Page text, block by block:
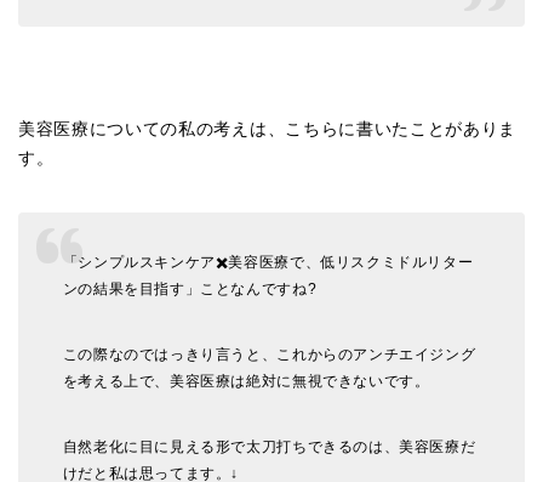
美容医療についての私の考えは、こちらに書いたことがありま
す。
「シンプルスキンケア✖️美容医療で、低リスクミドルリター
ンの結果を目指す」ことなんですね?
この際なのではっきり言うと、これからのアンチエイジング
を考える上で、美容医療は絶対に無視できないです。
自然老化に目に見える形で太刀打ちできるのは、美容医療だ
けだと私は思ってます。↓